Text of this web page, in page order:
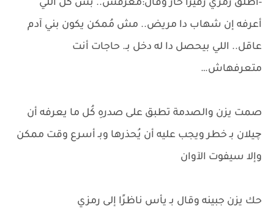
-أطلق رمزي زفيرًا حار وقال:معرفش.. بس كُل اللي
أعرفه إن شهاب دا مريض.. مش مُمكن يكون بني آدم
عاقل.. اللي بيحصل دا له دخل بـ. حاجات أنت
متعرفهاش…
صمت يزن والصدمة تطبق على صدرهِ كُل ما يعرفه أن
چيلان بـ خطر ويجب عليه أن يُحذرها وبـ أسرع وقت ممكن
وإلا سيفوت الآوان
حك يزن جبينه وقال بـ يأس ناظرًا إلى رمزي